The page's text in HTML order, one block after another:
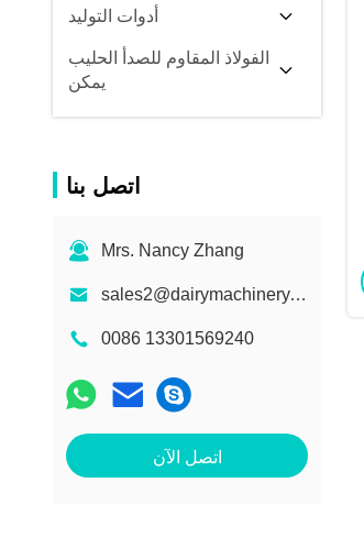
أدوات التوليد
الفولاذ المقاوم للصدأ الحليب
يمكن
اتصل بنا
Mrs. Nancy Zhang
sales2@dairymachinery.cc
0086 13301569240
اتصل الآن